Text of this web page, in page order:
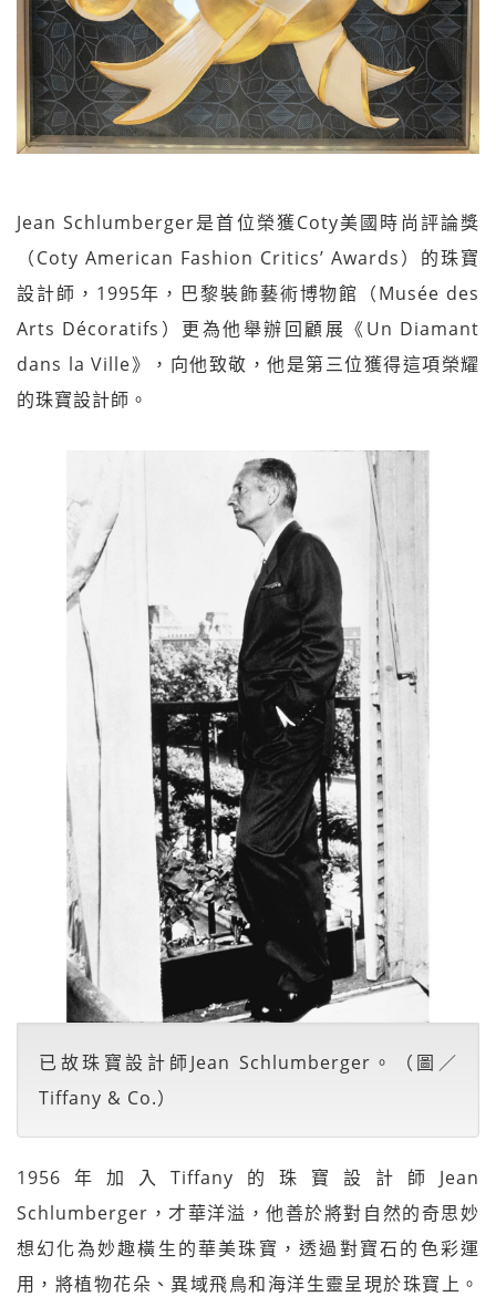
Jean Schlumberger是首位榮獲Coty美國時尚評論獎
（Coty American Fashion Critics’ Awards）的珠寶
設計師，1995年，巴黎裝飾藝術博物館（Musée des
Arts Décoratifs）更為他舉辦回顧展《Un Diamant
dans la Ville》，向他致敬，他是第三位獲得這項榮耀
的珠寶設計師。
已故珠寶設計師Jean Schlumberger。（圖／
Tiffany & Co.）
1956年加入Tiffany的珠寶設計師Jean
Schlumberger，才華洋溢，他善於將對自然的奇思妙
想幻化為妙趣橫生的華美珠寶，透過對寶石的色彩運
用，將植物花朵、異域飛鳥和海洋生靈呈現於珠寶上。